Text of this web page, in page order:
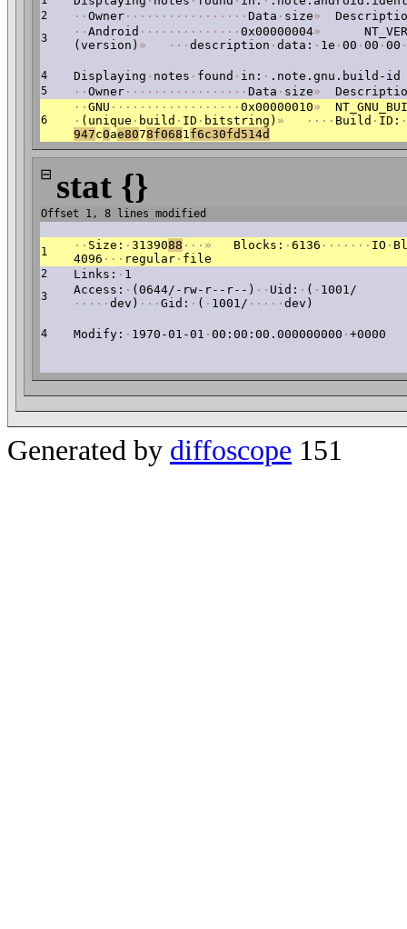
2 · · Owner · · · · · · · · · · · · · · · · · Data · size»
3 · · Android · · · · · · · · · · · · · · 0x00000004»
(version) » · · · description · data: · 1e · 00 · 00 · 00 ·
4 Displaying · notes · found · in: · .note.gnu.build-id
5 · · Owner · · · · · · · · · · · · · · · · · Data · size»
6
· · GNU · · · · · · · · · · · · · · · · · · 0x00000010»
· (unique · build · ID · bitstring) » · · · · Build · ID: ·
947c0ae8078f0681f6c30fd514d
⊟ stat {}
Offset 1, 8 lines modified
1 · · Size: · 3139088 · · · » Blocks: · 6136 · · · · · · · IO ·
4096 · · · regular · file
2 Links: · 1
3 Access: · (0644/-rw-r--r--) · · Uid: · ( · 1001/
· · · · · dev) · · · Gid: · ( · 1001/ · · · · · dev)
4 Modify: · 1970-01-01 · 00:00:00.000000000 · +0000
Generated by diffoscope 151